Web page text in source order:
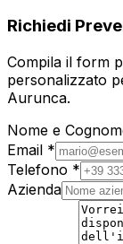
Richiedi
Compila il form
personalizzato
Aurunca.
Nome e
Email *
Telefono *
Azienda